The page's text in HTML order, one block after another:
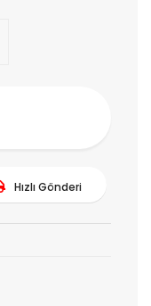
Hızlı Gönderi